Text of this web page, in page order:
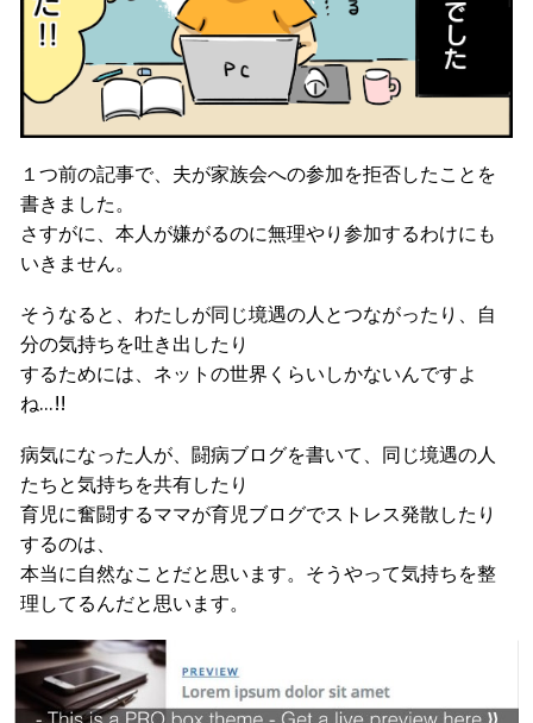
１つ前の記事で、夫が家族会への参加を拒否したことを
書きました。
さすがに、本人が嫌がるのに無理やり参加するわけにも
いきません。
そうなると、わたしが同じ境遇の人とつながったり、自
分の気持ちを吐き出したり
するためには、ネットの世界くらいしかないんですよ
ね…!!
病気になった人が、闘病ブログを書いて、同じ境遇の人
たちと気持ちを共有したり
育児に奮闘するママが育児ブログでストレス発散したり
するのは、
本当に自然なことだと思います。そうやって気持ちを整
理してるんだと思います。